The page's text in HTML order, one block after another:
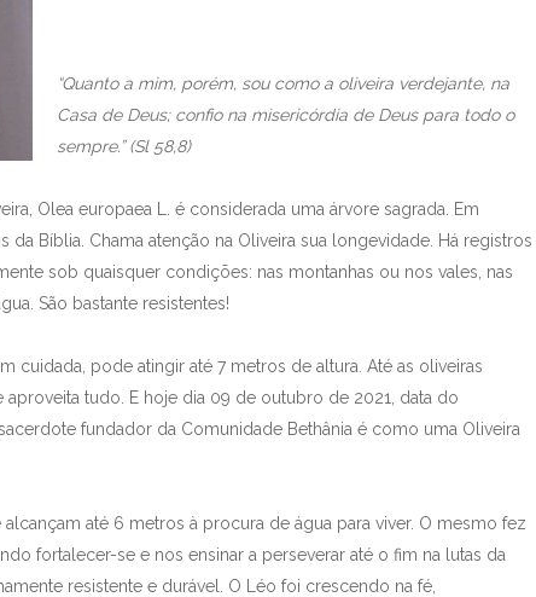
“Quanto a mim, porém, sou como a oliveira verdejante, na
Casa de Deus; confio na misericórdia de Deus para todo o
sempre.” (Sl 58,8)
Olea europaea L. é considerada uma árvore sagrada. Em
Bíblia. Chama atenção na Oliveira sua longevidade. Há registros
sob quaisquer condições: nas montanhas ou nos vales, nas
São bastante resistentes!
pode atingir até 7 metros de altura. Até as oliveiras
tudo. E hoje dia 09 de outubro de 2021, data do
fundador da Comunidade Bethânia é como uma Oliveira
até 6 metros à procura de água para viver. O mesmo fez
fortalecer-se e nos ensinar a perseverar até o fim na lutas da
resistente e durável. O Léo foi crescendo na fé,